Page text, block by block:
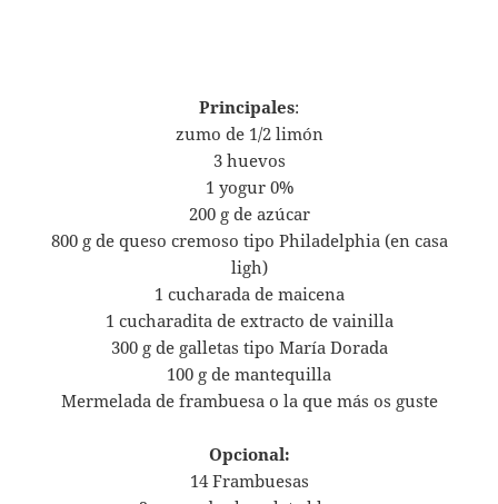
Principales:
zumo de 1/2 limón
3 huevos
1 yogur 0%
200 g de azúcar
800 g de queso cremoso tipo Philadelphia (en casa
ligh)
1 cucharada de maicena
1 cucharadita de extracto de vainilla
300 g de galletas tipo María Dorada
100 g de mantequilla
Mermelada de frambuesa o la que más os guste
Opcional:
14 Frambuesas